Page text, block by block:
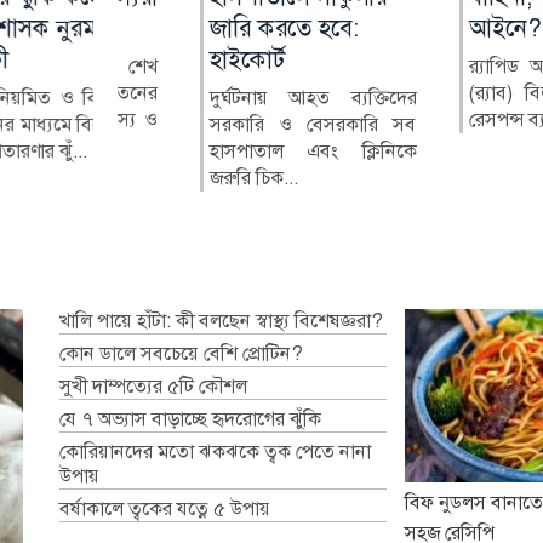
বিধিসম্মত
বিদেশগামী
ঝুঁ...
বিদ্যালয়ের মালামাল
বিক্রির অভিযোগ
ফরিদপুরের বোয়ালমারী
উপজেলার গোহাইলবাড়ী
মাধ্যমিক বিদ্যালয়ের টেন্ডারের
মানুষের জীবনে:
জুলাই
পরও সাধারণ
প্রত্যাশিত স্বস্তি ফিরে...
শেখ
পতনের
সদস্য ও
জারি করতে হবে:
হাইকোর্ট
দুর্ঘটনায় আহত ব্যক্তিদের
সরকারি ও বেসরকারি সব
হাসপাতাল এবং ক্লিনিকে
জরুরি চিক...
র‍্যাপিড অ্যাকশন
(র‍্যাব) বিলুপ্ত করে
রেসপন্স ব্যা...
খালি পায়ে হাঁটা: কী বলছেন স্বাস্থ্য বিশেষজ্ঞরা?
কোন ডালে সবচেয়ে বেশি প্রোটিন?
সুখী দাম্পত্যের ৫টি কৌশল
যে ৭ অভ্যাস বাড়াচ্ছে হৃদরোগের ঝুঁকি
কোরিয়ানদের মতো ঝকঝকে ত্বক পেতে নানা
উপায়
বর্ষাকালে ত্বকের যত্নে ৫ উপায়
বিফ নুডলস
সহজ রেসিপি